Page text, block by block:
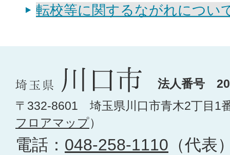
転校等に関するながれについ
法人番号
〒332-8601 埼玉県川口市青木2丁目1
フロアマップ）
電話： 048-258-1110 （代表